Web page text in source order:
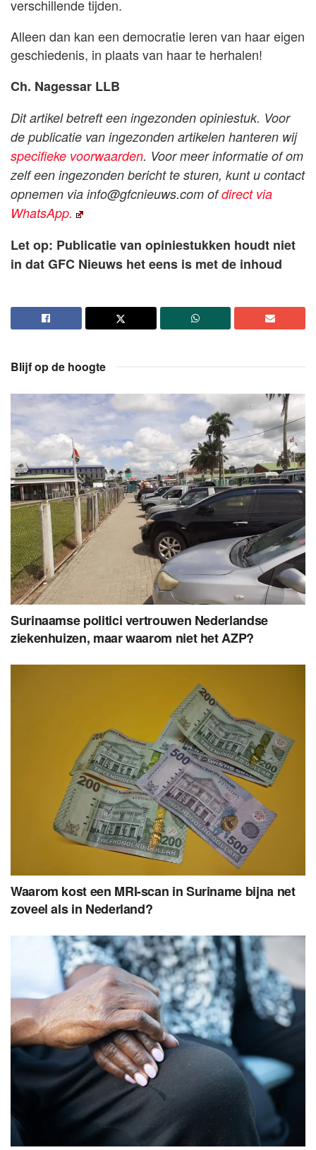
verschillende tijden.
Alleen dan kan een democratie leren van haar eigen
geschiedenis, in plaats van haar te herhalen!
Ch. Nagessar LLB
Dit artikel betreft een ingezonden opiniestuk. Voor
de publicatie van ingezonden artikelen hanteren wij
specifieke voorwaarden. Voor meer informatie of om
zelf een ingezonden bericht te sturen, kunt u contact
opnemen via info@gfcnieuws.com ofdirect via
WhatsApp.
Let op: Publicatie van opiniestukken houdt niet
in dat GFC Nieuws het eens is met de inhoud
Blijf op de hoogte
Surinaamse politici vertrouwen Nederlandse
ziekenhuizen, maar waarom niet het AZP?
Waarom kost een MRI-scan in Suriname bijna net
zoveel als in Nederland?